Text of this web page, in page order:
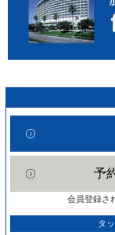
予
会員登録さ
タ